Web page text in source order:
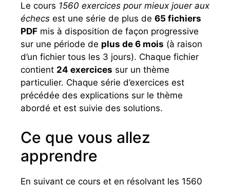
Le cours 1560 exercices pour mieux jouer aux
échecs est une série de plus de 65 fichiers
PDF mis à disposition de façon progressive
sur une période de plus de 6 mois (à raison
d’un fichier tous les 3 jours). Chaque fichier
contient 24 exercices sur un thème
particulier. Chaque série d’exercices est
précédée des explications sur le thème
abordé et est suivie des solutions.
Ce que vous allez
apprendre
En suivant ce cours et en résolvant les 1560